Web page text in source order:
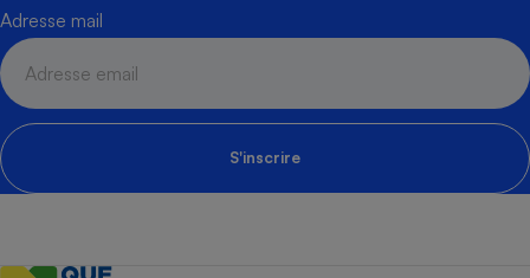
Adresse mail
S'inscrire